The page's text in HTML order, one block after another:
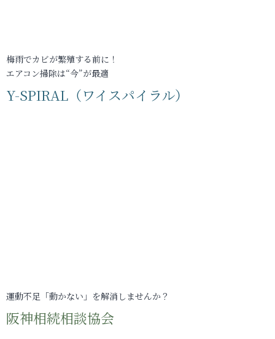
梅雨でカビが繁殖する前に！
エアコン掃除は“今”が最適
Y-SPIRAL（ワイスパイラル）
運動不足「動かない」を解消しませんか？
阪神相続相談協会